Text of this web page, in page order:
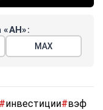
«АН»:
МАХ
#инвестиции#вэф